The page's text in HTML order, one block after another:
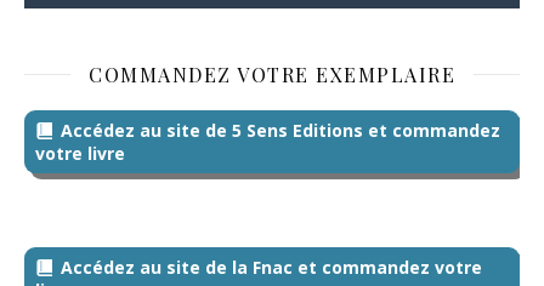
COMMANDEZ VOTRE EXEMPLAIRE
Accédez au site de 5 Sens Editions et commandez
votre livre
Accédez au site de la Fnac et commandez votre